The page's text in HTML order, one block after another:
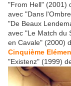
"From Hell" (2001)
avec "Dans
"De Beaux
avec "Le Match du
en Cavale" (2000)
Cinquième
"Existenz" (1999)